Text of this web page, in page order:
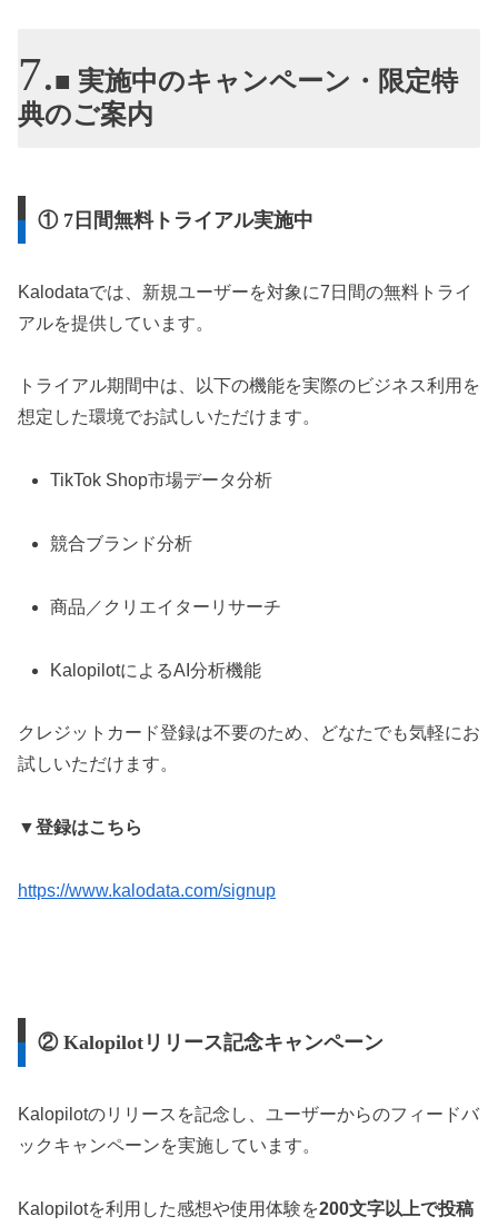
■ 実施中のキャンペーン・限定特
典のご案内
① 7日間無料トライアル実施中
Kalodataでは、新規ユーザーを対象に7日間の無料トライ
アルを提供しています。
トライアル期間中は、以下の機能を実際のビジネス利用を
想定した環境でお試しいただけます。
TikTok Shop市場データ分析
競合ブランド分析
商品／クリエイターリサーチ
KalopilotによるAI分析機能
クレジットカード登録は不要のため、どなたでも気軽にお
試しいただけます。
▼登録はこちら
https://www.kalodata.com/signup
② Kalopilotリリース記念キャンペーン
Kalopilotのリリースを記念し、ユーザーからのフィードバ
ックキャンペーンを実施しています。
Kalopilotを利用した感想や使用体験を200文字以上で投稿